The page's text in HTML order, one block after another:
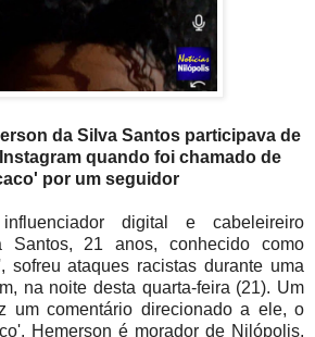
da Silva Santos participava de
quando foi chamado de
por um seguidor
digital e cabeleireiro
Santos, 21 anos, conhecido como
sofreu ataques racistas durante uma
na noite desta quarta-feira (21). Um
um comentário direcionado a ele, o
Hemerson é morador de Nilópolis,